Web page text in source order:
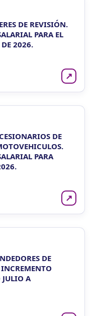
DE REVISIÓN.
PARA EL
DE 2026.
↗
DE
PARA
↗
DE
JULIO A